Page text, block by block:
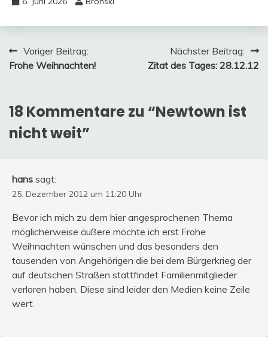
Beitragsnavigation
Voriger Beitrag:
Frohe Weihnachten!
Nächster Beitrag:
Zitat des Tages: 28.12.12
18 Kommentare zu “Newtown ist
nicht weit”
hans sagt:
25. Dezember 2012 um 11:20 Uhr
Bevor ich mich zu dem hier angesprochenen Thema
möglicherweise äußere möchte ich erst Frohe
Weihnachten wünschen und das besonders den
tausenden von Angehörigen die bei dem Bürgerkrieg der
auf deutschen Straßen stattfindet Familienmitglieder
verloren haben. Diese sind leider den Medien keine Zeile
wert.